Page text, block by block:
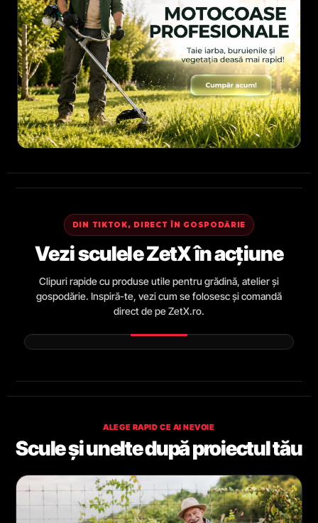
DIN TIKTOK, DIRECT ÎN GOSPODĂRIE
Vezi sculele ZetX în acțiune
Clipuri rapide cu produse utile pentru grădină, atelier și
gospodărie. Inspiră-te, vezi cum se folosesc și comandă
direct de pe ZetX.ro.
ALEGE RAPID CE AI NEVOIE
Scule și unelte după proiectul tău